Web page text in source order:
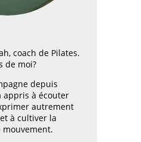
coach de Pilates.
de moi?
depuis
appris à écouter
autrement
à cultiver la